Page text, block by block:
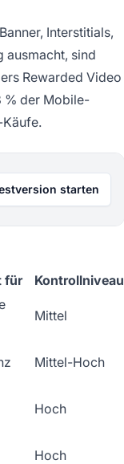
Interstitials,
ausmacht, sind
Rewarded Video
% der Mobile-
starten
für
Kontrollniveau
Mittel
Mittel-Hoch
Hoch
Hoch